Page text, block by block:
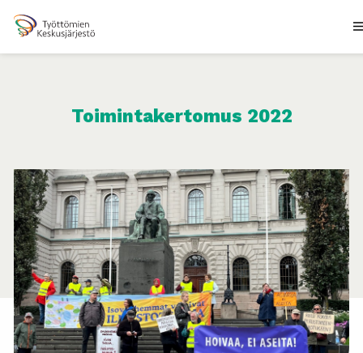
Toimintakertomus 2022